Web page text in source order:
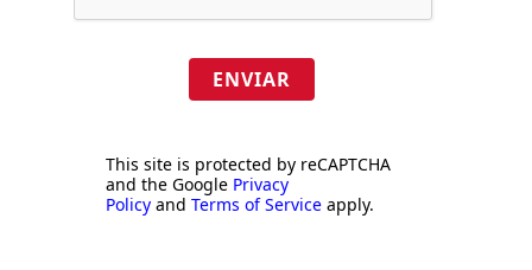
ENVIAR
This site is protected by reCAPTCHA
and the Google Privacy
Policy and Terms of Service apply.